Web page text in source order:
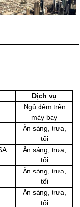
Dịch vụ
Ngủ đêm trên
máy bay
Ăn sáng, trưa,
tối
Ăn sáng, trưa,
tối
Ăn sáng, trưa,
tối
Ăn sáng, trưa,
tối